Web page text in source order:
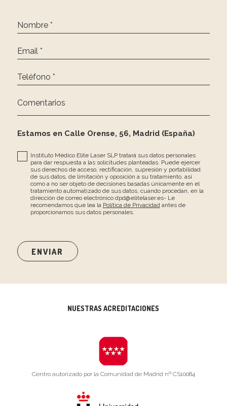
Nombre *
Email *
Teléfono *
Comentarios
Estamos en Calle Orense, 56, Madrid (España)
Instituto Médico Elite Laser SLP tratará sus datos personales
para dar respuesta a las solicitudes planteadas. Puede ejercer
sus derechos de acceso, rectificación, supresión y portabilidad
de sus datos, de limitación y oposición a su tratamiento, así
como a no ser objeto de decisiones basadas únicamente en el
tratamiento automatizado de sus datos, cuando procedan, en la
dirección de correo electrónico dpd@elitelaser.es- Le
recomendamos que lea la Política de Privacidadantes de
proporcionarnos sus datos personales.
NUESTRAS ACREDITACIONES
Centro autorizado por la Comunidad de Madrid nº CS10084